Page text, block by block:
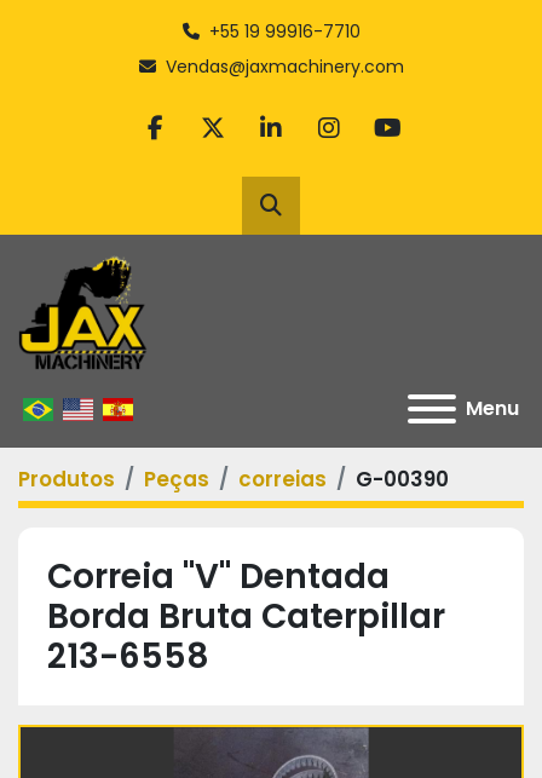
+55 19 99916-7710
Vendas@jaxmachinery.com
facebook
twitterlinkedininstagram
youtube
Pesquisar
Menu
Produtos Peças correias G-00390
Correia "V" Dentada
Borda Bruta Caterpillar
213-6558